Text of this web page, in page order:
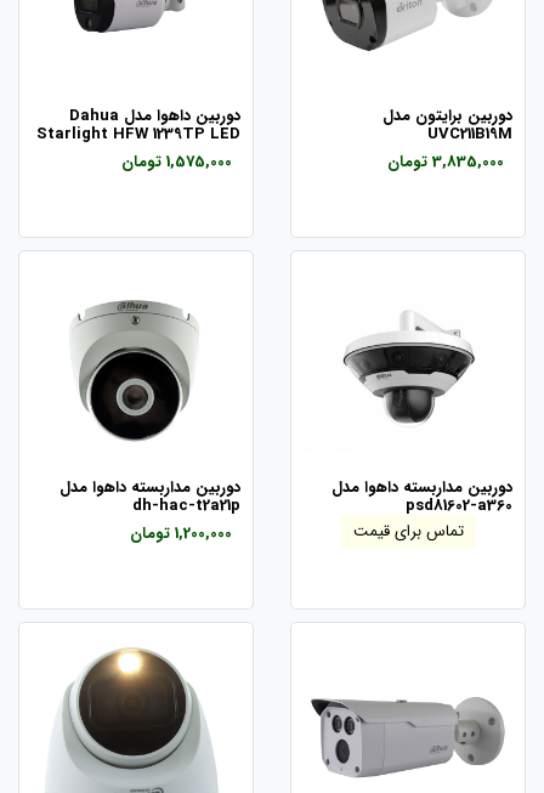
دوربین برایتون مدل
UVC211B19M
3,835,000 تومان
دوربین داهوا مدل Dahua
Starlight HFW 1239TP LED
1,575,000 تومان
دوربین مداربسته داهوا مدل
psd81602-a360
تماس برای قیمت
دوربین مداربسته داهوا مدل
dh-hac-t2a21p
1,200,000 تومان